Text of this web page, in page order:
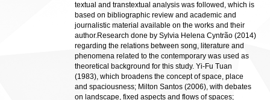
textual and transtextual analysis was followed, which is
based on bibliographic review and academic and
journalistic material available on the works and their
author.Research done by Sylvia Helena Cyntrão (2014)
regarding the relations between song, literature and
phenomena related to the contemporary was used as
theoretical background for this study. Yi-Fu Tuan
(1983), which broadens the concept of space, place
and spaciousness; Milton Santos (2006), with debates
on landscape, fixed aspects and flows of spaces;